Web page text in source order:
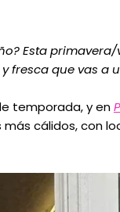
Esta
fresca que vas a
temporada, y en
cálidos, con